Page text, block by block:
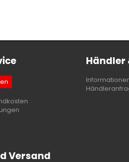
Händler
Versand